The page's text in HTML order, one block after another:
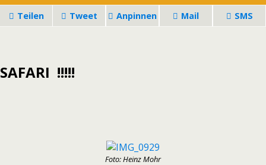
Teilen Tweet Anpinnen Mail SMS
SAFARI !!!!!
Foto: Heinz Mohr